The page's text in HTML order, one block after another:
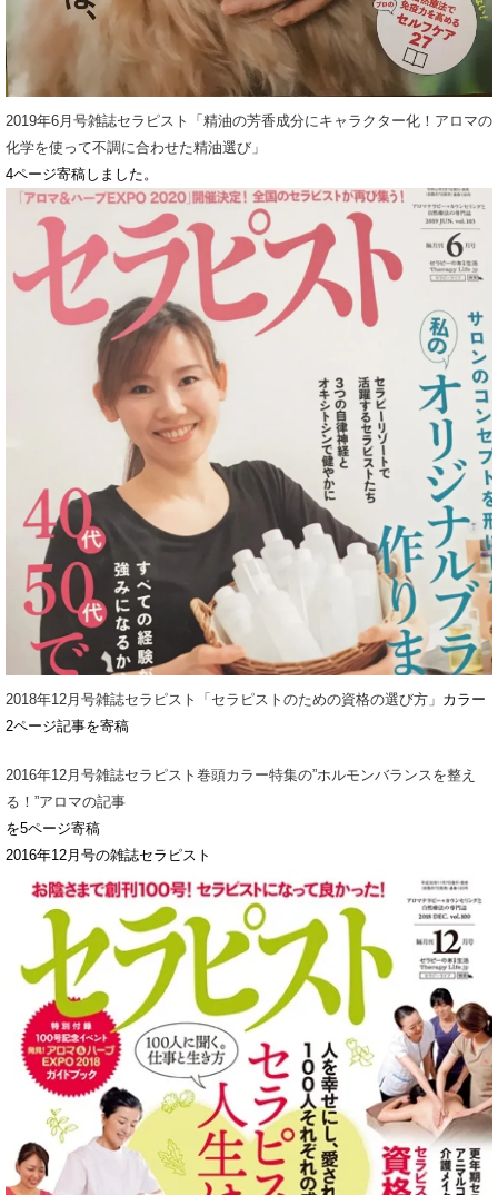
2019年6月号雑誌セラピスト「精油の芳香成分にキャラクター化！アロマの
化学を使って不調に合わせた精油選び」
4ページ寄稿しました。
2018年12月号雑誌セラピスト「セラピストのための資格の選び方」 カラー
2ページ記事を寄稿
2016年12月号雑誌セラピスト巻頭カラー特集の”ホルモンバランスを整え
る！”アロマの記事
を5ページ寄稿
2016年12月号の雑誌セラピスト